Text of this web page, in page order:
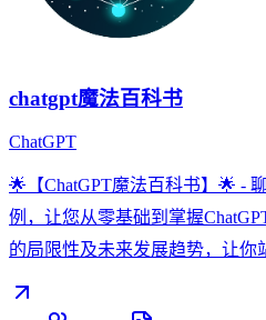
chatgpt魔法百科书
ChatGPT
🌟【ChatGPT魔法百科书】🌟 -
例，让您从零基础到掌握
的局限性及未来发展趋势，让你